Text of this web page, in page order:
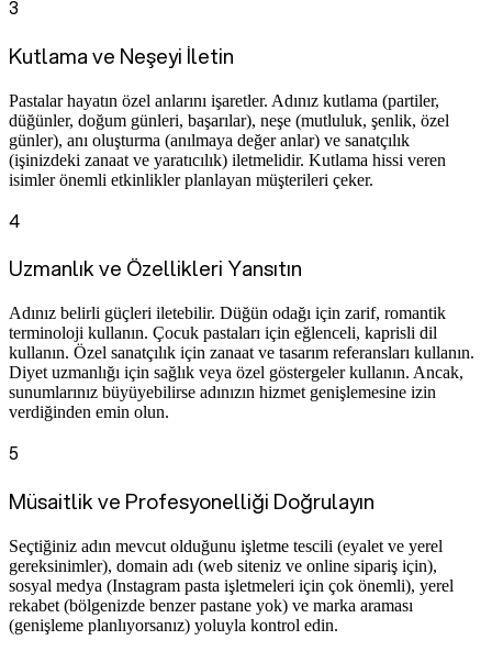
3
Kutlama ve Neşeyi İletin
Pastalar hayatın özel anlarını işaretler. Adınız kutlama (partiler,
düğünler, doğum günleri, başarılar), neşe (mutluluk, şenlik, özel
günler), anı oluşturma (anılmaya değer anlar) ve sanatçılık
(işinizdeki zanaat ve yaratıcılık) iletmelidir. Kutlama hissi veren
isimler önemli etkinlikler planlayan müşterileri çeker.
4
Uzmanlık ve Özellikleri Yansıtın
Adınız belirli güçleri iletebilir. Düğün odağı için zarif, romantik
terminoloji kullanın. Çocuk pastaları için eğlenceli, kaprisli dil
kullanın. Özel sanatçılık için zanaat ve tasarım referansları kullanın.
Diyet uzmanlığı için sağlık veya özel göstergeler kullanın. Ancak,
sunumlarınız büyüyebilirse adınızın hizmet genişlemesine izin
verdiğinden emin olun.
5
Müsaitlik ve Profesyonelliği Doğrulayın
Seçtiğiniz adın mevcut olduğunu işletme tescili (eyalet ve yerel
gereksinimler), domain adı (web siteniz ve online sipariş için),
sosyal medya (Instagram pasta işletmeleri için çok önemli), yerel
rekabet (bölgenizde benzer pastane yok) ve marka araması
(genişleme planlıyorsanız) yoluyla kontrol edin.